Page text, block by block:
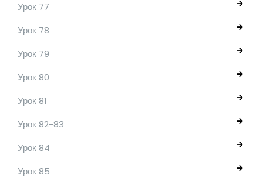
Урок 77
Урок 78
Урок 79
Урок 80
Урок 81
Урок 82-83
Урок 84
Урок 85